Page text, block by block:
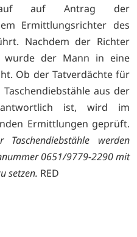
auf auf Antrag der
Ermittlungsrichter des
Nachdem der Richter
wurde der Mann in eine
Ob der Tatverdächte für
aus der
ist, wird im
Ermittlungen geprüft.
werden
0651/9779-2290 mit
setzen. RED